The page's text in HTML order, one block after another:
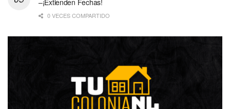
0 VECES COMPARTIDO